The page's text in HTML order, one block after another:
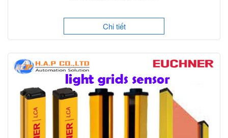
Chi tiết